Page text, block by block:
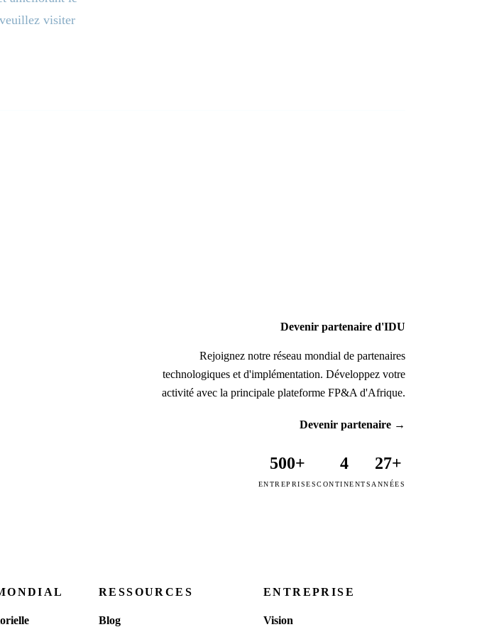
visiter
Devenir partenaire d'IDU
Rejoignez notre réseau mondial de partenaires
technologiques et d'implémentation. Développez votre
activité avec la principale plateforme FP&A d'Afrique.
Devenir partenaire →
500+
ENTREPRISES
4
CONTINENTS
27+
ANNÉES
RESSOURCES
Blog
ENTREPRISE
Vision